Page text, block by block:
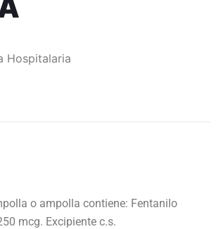
Hospitalaria
o ampolla contiene: Fentanilo
mcg. Excipiente c.s.